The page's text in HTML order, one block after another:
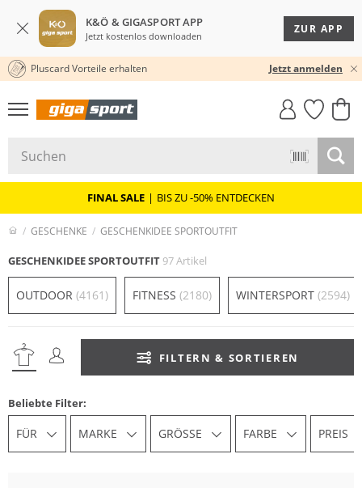
K&Ö & GIGASPORT APP
Jetzt kostenlos downloaden
ZUR APP
★★★★★ 4,8 / 5,0 STERNE
Pluscard Vorteile erhalten Jetzt anmelden
GIGASTYLE
FAHRRAD­
MUST-HAVE
FINAL SALE | BIS ZU -50% ENTDECKEN
GESCHENKE GESCHENKIDEE SPORTOUTFIT
GESCHENKIDEE SPORTOUTFIT 97 Artikel
OUTDOOR (4161) FITNESS (2180) WINTERSPORT (2594)
FILTERN & SORTIEREN
Beliebte Filter:
FÜR MARKE GRÖSSE FARBE PREIS